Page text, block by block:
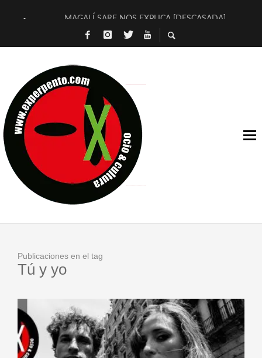
MAGALÍ SARE NOS EXPLICA [DESCASADA]
«NO TENGO PUTOS SUEÑOS»
[LA BOLA NEGRA] DE JAVIER CALVO Y JAVIER AMBROSSI
OSLO OVNIES LLEGAN CORRIENDO A ARANDA
FÉLIX CALVO NOS PRESENTA [LAS PALMERAS] (NOVELA
[EL SER QUERIDO] DE RODRIGO SOROGOYEN
ENTREVISTA A IVÁN HUMANES POR [EL LIBRO ROJO]
ARRABAL, ARRABAL, ARRABAL, ARRABEAUX
Publicaciones en el tag
Tú y yo